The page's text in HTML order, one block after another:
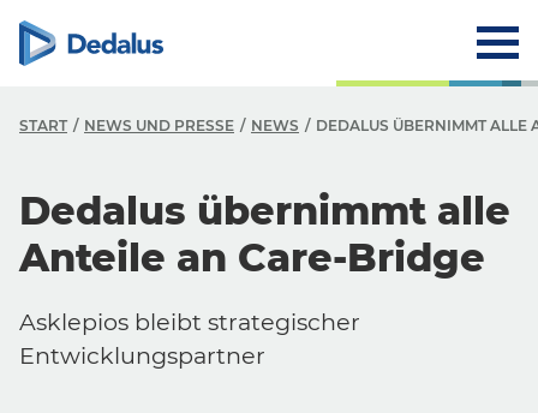
START NEWS UND PRESSE NEWS DEDALUS ÜBERNIMMT ALLE
Dedalus übernimmt alle
Anteile an Care-Bridge
Asklepios bleibt strategischer
Entwicklungspartner